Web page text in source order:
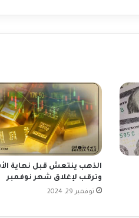
و
س
ع
ر
ي
ة
ل
و
الذهب ينتعش قبل نهاية
وترقب لإغلاق شهر نوفمبر
نوفمبر 29, 2024